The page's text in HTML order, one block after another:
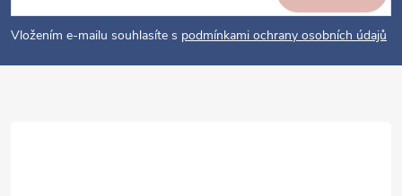
e
Vložením e-mailu souhlasíte s podmínkami ochrany osobních údajů